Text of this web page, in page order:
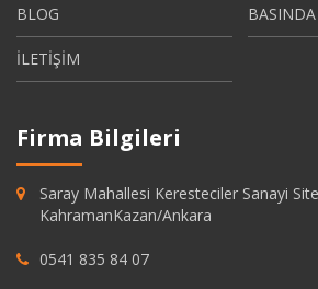
BLOG
İLETİŞİM
Firma Bilgileri
Saray Mahallesi Keresteciler Sanayi
KahramanKazan/Ankara
0541 835 84 07